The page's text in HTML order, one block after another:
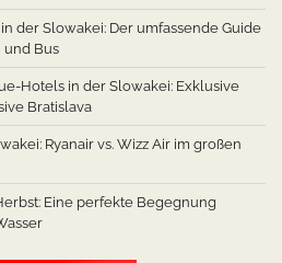
der Slowakei: Der umfassende Guide
und Bus
Hotels in der Slowakei: Exklusive
Bratislava
Ryanair vs. Wizz Air im großen
Eine perfekte Begegnung